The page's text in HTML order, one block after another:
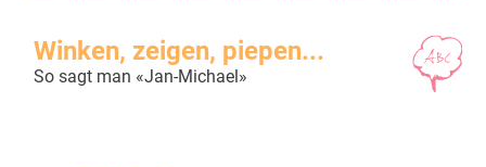
Winken, zeigen, piepen...
So sagt man «Jan-Michael»